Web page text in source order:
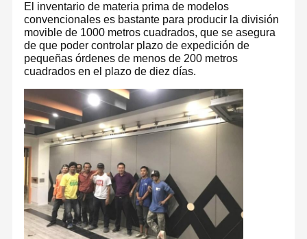
El inventario de materia prima de modelos
convencionales es bastante para producir la división
movible de 1000 metros cuadrados, que se asegura
de que poder controlar plazo de expedición de
pequeñas órdenes de menos de 200 metros
cuadrados en el plazo de diez días.